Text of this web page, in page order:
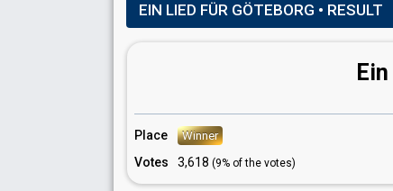
Germany 1984 : commentator
EIN LIED FÜR GÖTEBORG • RESULT
Place Winner
Votes 3,618 (9% of the votes)